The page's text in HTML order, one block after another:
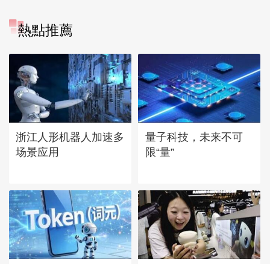
熱點推薦
浙江人形机器人加速多
场景应用
量子科技，未来不可
限“量”